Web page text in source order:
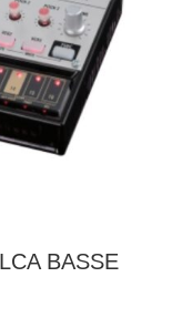
BASSE